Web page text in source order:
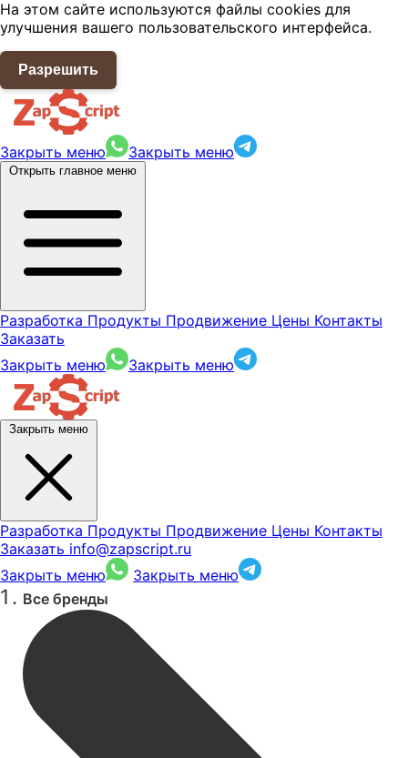
На этом сайте используются файлы cookies для
улучшения вашего пользовательского интерфейса.
Разрешить
Закрыть меню Закрыть меню
Открыть главное меню
Разработка Продукты Продвижение Цены Контакты
Заказать
Закрыть меню
Закрыть меню
Закрыть меню
Разработка Продукты Продвижение Цены Контакты
Заказать info@zapscript.ru
Закрыть меню
Закрыть меню
Все бренды